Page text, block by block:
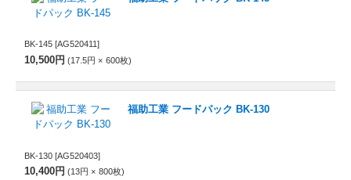
BK-145 [AG520411]
10,500円 17.5円 600枚
福助工業 フードパック BK-130
BK-130 [AG520403]
10,400円 13円 800枚